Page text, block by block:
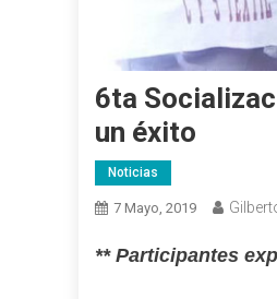
6ta
un éxito
Noticias
7 Mayo, 2019
** Participantes